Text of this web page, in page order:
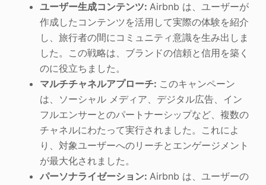
ユーザー生成コンテンツ: Airbnb は、ユーザーが
作成したコンテンツを活用して実際の体験を紹介
し、旅行者の間にコミュニティ意識を生み出しま
した。この戦略は、ブランドの信頼と信用を築く
のに役立ちました。
マルチチャネルアプローチ: このキャンペーン
は、ソーシャル メディア、デジタル広告、イン
フルエンサーとのパートナーシップなど、複数の
チャネルにわたって実行されました。これによ
り、対象ユーザーへのリーチとエンゲージメント
が最大化されました。
パーソナライゼーション: Airbnb は、ユーザーの